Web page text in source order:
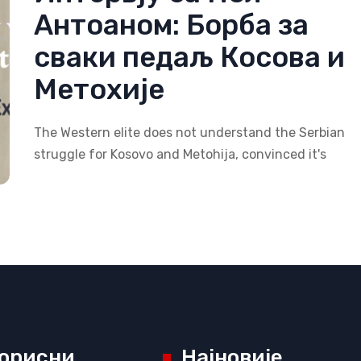
Антоаном: Борба за
сваки педаљ Косова и
Метохије
The Western elite does not understand the Serbian
struggle for Kosovo and Metohija, convinced it's